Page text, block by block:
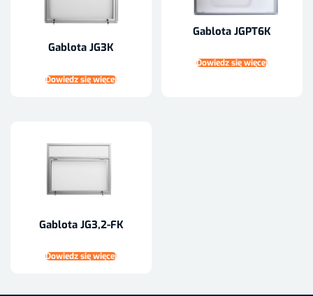
Gablota JG3K
Dowiedz się więcej
Gablota JGPT6K
Dowiedz się więcej
Gablota JG3,2-FK
Dowiedz się więcej